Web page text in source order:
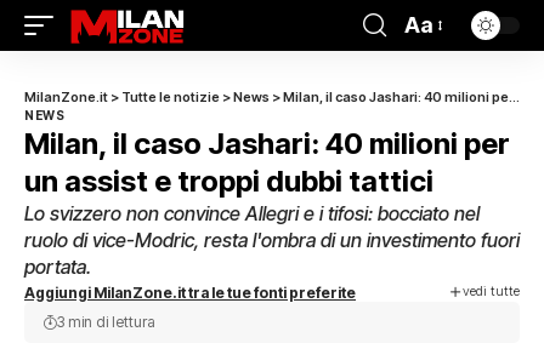
Aa
MilanZone.it > Tutte le notizie >News >Milan, il caso Jashari: 40 milioni per un assist e troppi dubbi tattici
NEWS
Milan, il caso Jashari: 40 milioni per
un assist e troppi dubbi tattici
Lo svizzero non convince Allegri e i tifosi: bocciato nel
ruolo di vice-Modric, resta l'ombra di un investimento fuori
portata.
Aggiungi MilanZone.it tra le tue fonti preferite vedi tutte
3 min di lettura